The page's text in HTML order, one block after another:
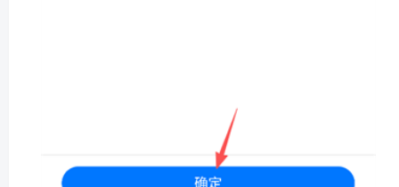
5、点击屏幕下方的“扫描过滤设置”。
6、可以根据情况选择行将下图的两个设置关闭，随后点